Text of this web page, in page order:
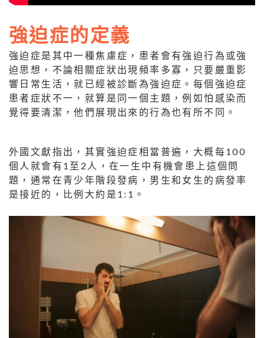
強迫症的定義
強迫症是其中一種焦慮症，患者會有強迫行為或強
迫思想，不論相關症狀出現頻率多寡，只要嚴重影
響日常生活，就已經被診斷為強迫症。每個強迫症
患者症狀不一，就算是同一個主題，例如怕感染而
覺得要清潔，他們展現出來的行為也有所不同。
外國文獻指出，其實強迫症相當普遍，大概每100
個人就會有1至2人，在一生中有機會患上這個問
題，通常在青少年階段發病，男生和女生的病發率
是接近的，比例大約是1:1。